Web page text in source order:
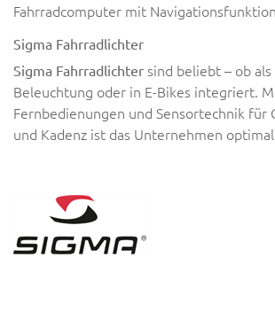
Fahrradcomputer mit
Sigma Fahrradlichter
Sigma Fahrradlichter sind beliebt – ob
Beleuchtung oder in E-Bikes integriert.
Fernbedienungen und Sensortechnik für
und Kadenz ist das Unternehmen